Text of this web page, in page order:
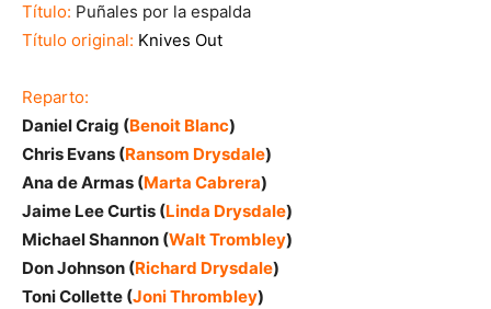
Título: Puñales por la espalda
Título original: Knives Out
Reparto:
Daniel Craig (Benoit Blanc)
Chris Evans (Ransom Drysdale)
Ana de Armas (Marta Cabrera)
Jaime Lee Curtis (Linda Drysdale)
Michael Shannon (Walt Trombley)
Don Johnson (Richard Drysdale)
Toni Collette (Joni Thrombley)